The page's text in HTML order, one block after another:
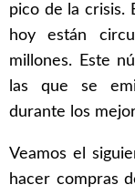
pico de la crisis.
hoy están
millones. Este
las que se
durante los
Veamos el
hacer compras